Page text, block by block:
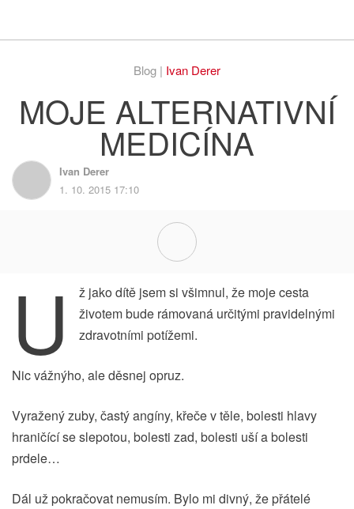
Blog | Ivan Derer
MOJE ALTERNATIVNÍ
MEDICÍNA
Ivan Derer
1. 10. 2015 17:10
U
ž jako dítě jsem si všimnul, že moje cesta
životem bude rámovaná určitými pravidelnými
zdravotními potížemi.
Nic vážnýho, ale děsnej opruz.
Vyražený zuby, častý angíny, křeče v těle, bolesti hlavy
hraničící se slepotou, bolesti zad, bolesti uší a bolesti
prdele…
Dál už pokračovat nemusím. Bylo mi divný, že přátelé